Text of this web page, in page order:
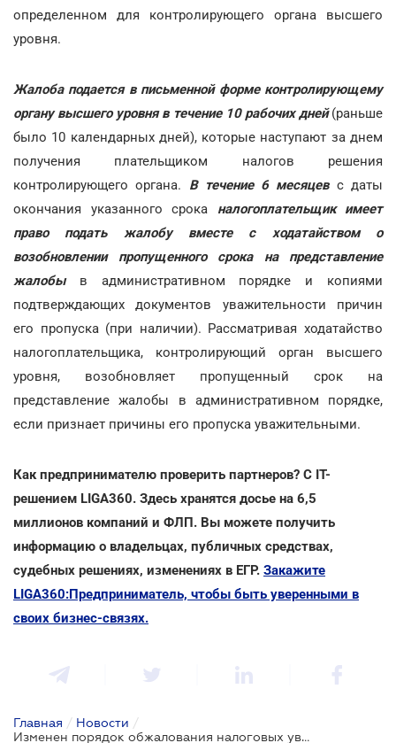
определенном для контролирующего органа высшего
уровня.
Жалоба подается в письменной форме контролирующему
органу высшего уровня в течение 10 рабочих дней(раньше
было 10 календарных дней), которые наступают за днем
получения плательщиком налогов решения
контролирующего органа. В течение 6 месяцевс даты
окончания указанного срока налогоплательщик имеет
право подать жалобу вместе с ходатайством о
возобновлении пропущенного срока на представление
жалобыв административном порядке и копиями
подтверждающих документов уважительности причин
его пропуска (при наличии). Рассматривая ходатайство
налогоплательщика, контролирующий орган высшего
уровня, возобновляет пропущенный срок на
представление жалобы в административном порядке,
если признает причины его пропуска уважительными.
Как предпринимателю проверить партнеров? С ІТ-
решением LIGA360. Здесь хранятся досье на 6,5
миллионов компаний и ФЛП. Вы можете получить
информацию о владельцах, публичных средствах,
судебных решениях, изменениях в ЕГР. Закажите
LIGA360:Предприниматель, чтобы быть уверенными в
своих бизнес-связях.
Главная / Новости /
Изменен порядок обжалования налоговых уведомлений-решений